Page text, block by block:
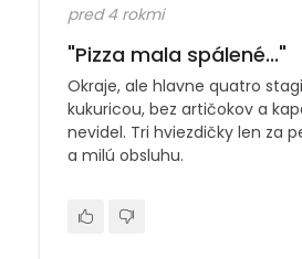
pred 4 rokmi
"Pizza mala spálené..."
Okraje, ale hlavne quatro
kukuricou, bez artičokov a
nevidel. Tri hviezdičky len za
a milú obsluhu.